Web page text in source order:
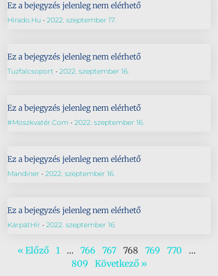
Ez a bejegyzés jelenleg nem elérhető
Hirado.hu 2022. szeptember 17.
Ez a bejegyzés jelenleg nem elérhető
Tuzfalcsoport 2022. szeptember 16.
Ez a bejegyzés jelenleg nem elérhető
#Moszkvatér.com 2022. szeptember 16.
Ez a bejegyzés jelenleg nem elérhető
Mandiner 2022. szeptember 16.
Ez a bejegyzés jelenleg nem elérhető
KárpátHír 2022. szeptember 16.
« Előző 1 … 766 767 768 769 770
…
809
Következő »